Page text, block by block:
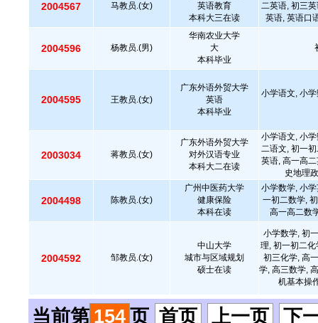
2004567 马教员.(女)
英语教育
本科大三在读
二英语, 初三
英语, 英语口
2004596 杨教员.(男)
华南农业大学
大
本科毕业
2004595 王教员.(女)
广东外语外贸大学
英语
本科毕业
小学语文, 小
2003034 蒋教员.(女)
广东外语外贸大学
对外汉语专业
本科大二在读
小学语文, 小
二语文, 初一
英语, 高一高
史地理
2004498 陈教员.(女)
广州中医药大学
健康保险
本科在读
小学数学, 小
一初二数学,
高一高二数
2004592 邹教员.(女)
中山大学
城市与区域规划
硕士在读
小学数学, 初
理, 初一初二
初三化学, 高
学, 高三数学,
机基本操
当前第 154 页 首页 上一页
下